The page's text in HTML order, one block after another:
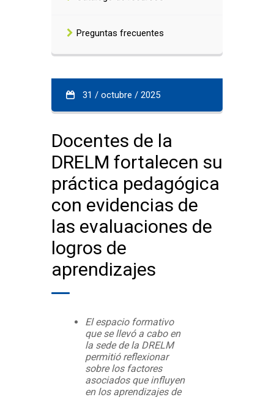
Preguntas frecuentes
31 / octubre / 2025
Docentes de la
DRELM fortalecen su
práctica pedagógica
con evidencias de
las evaluaciones de
logros de
aprendizajes
El espacio formativo
que se llevó a cabo en
la sede de la DRELM
permitió reflexionar
sobre los factores
asociados que influyen
en los aprendizajes de